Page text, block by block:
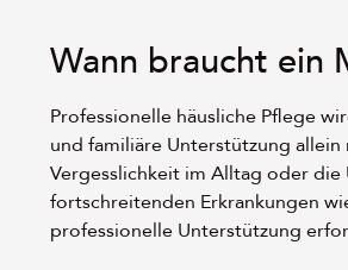
Wann braucht ein
Professionelle häusliche Pflege
und familiäre Unterstützung
Vergesslichkeit im Alltag oder die
fortschreitenden Erkrankungen
professionelle Unterstützung